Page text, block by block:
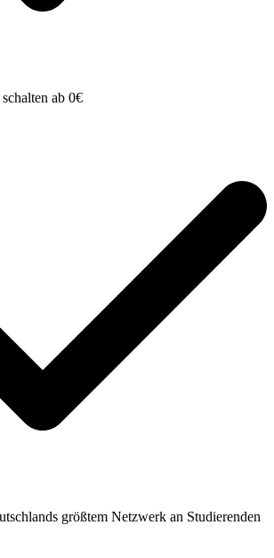
ab 0€
größtem Netzwerk an Studierenden